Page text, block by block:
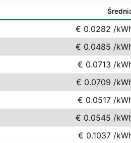
€ 0.0282 /
€ 0.0485 /
€ 0.0713 /
€ 0.0709 /
€ 0.0517 /
€ 0.0545 /
€ 0.1037 /